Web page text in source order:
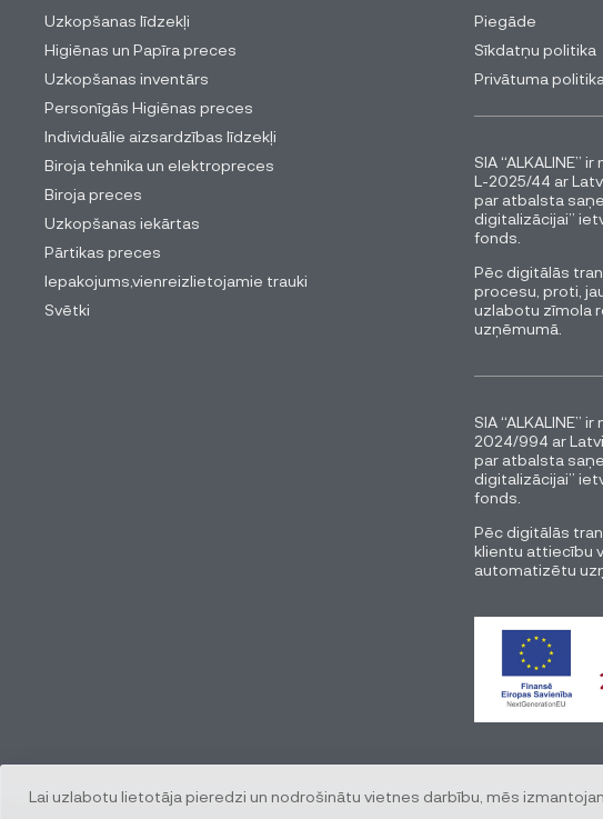
Lai uzlabotu lietotāja pieredzi un nodrošinātu vietnes darbību, mēs
Uzkopšanas līdzekļi
Higiēnas un Papīra preces
Uzkopšanas inventārs
Personīgās Higiēnas preces
Individuālie aizsardzības līdzekļi
Biroja tehnika un elektropreces
Biroja preces
Uzkopšanas iekārtas
Pārtikas preces
Iepakojums,vienreizlietojamie trauki
Svētki
Piegāde
Sīkdatņu politika
Privātuma politika
SIA “ALKALINE”
L-2025/44 ar
par atbalsta
digitalizācijai”
fonds.
Pēc digitālās
procesu, proti,
uzlabotu zīmola
uzņēmumā.
SIA “ALKALINE”
2024/994 ar
par atbalsta
digitalizācijai”
fonds.
Pēc digitālās
klientu attiecību
automatizētu